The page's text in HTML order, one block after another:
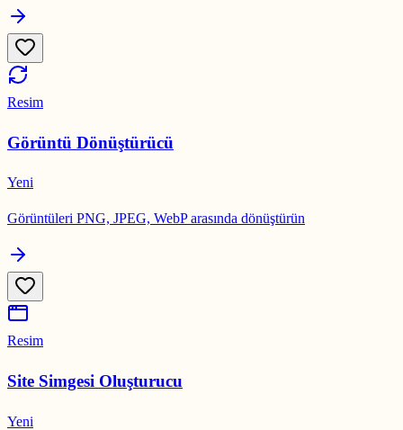
Resim
Görüntü Dönüştürücü
Yeni
Görüntüleri PNG, JPEG, WebP arasında dönüştürün
Resim
Site Simgesi Oluşturucu
Yeni